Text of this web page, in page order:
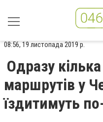
08:56, 19 листопада 2019 р.
Одразу
маршрутів у
їздитимуть